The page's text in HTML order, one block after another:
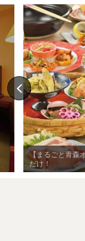
【まるごと青森
だけ！